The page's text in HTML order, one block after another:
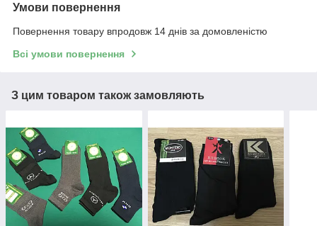
Умови повернення
Повернення товару впродовж 14 днів за домовленістю
Всі умови повернення
З цим товаром також замовляють